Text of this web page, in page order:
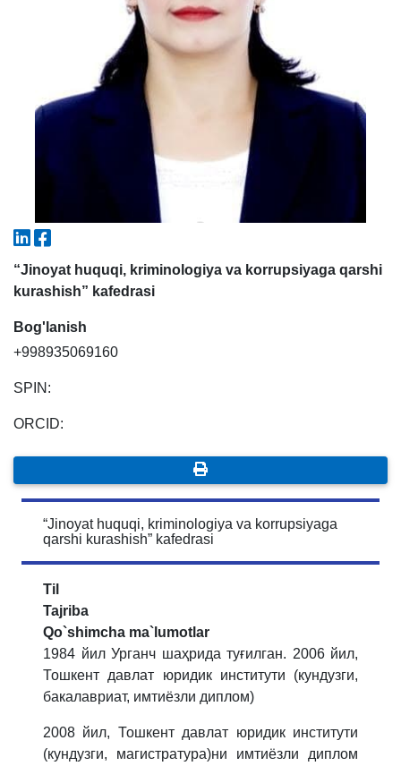
“Jinoyat huquqi, kriminologiya va korrupsiyaga qarshi
kurashish” kafedrasi
Bog'lanish
+998935069160
SPIN:
ORCID:
“Jinoyat huquqi, kriminologiya va korrupsiyaga
qarshi kurashish” kafedrasi
Til
Tajriba
Qo`shimcha ma`lumotlar
1984 йил Урганч шаҳрида туғилган. 2006 йил,
Тошкент давлат юридик институти (кундузги,
бакалавриат, имтиёзли диплом)
2008 йил, Тошкент давлат юридик институти
(кундузги, магистратура)ни имтиёзли диплом
8. Bakalavriat kvotasi (3)
✉️ Adminga yozish